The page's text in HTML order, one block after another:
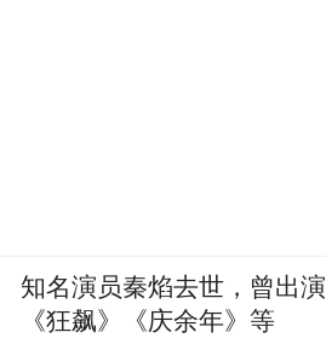
知名演员秦焰去世，曾出演
《狂飙》《庆余年》等